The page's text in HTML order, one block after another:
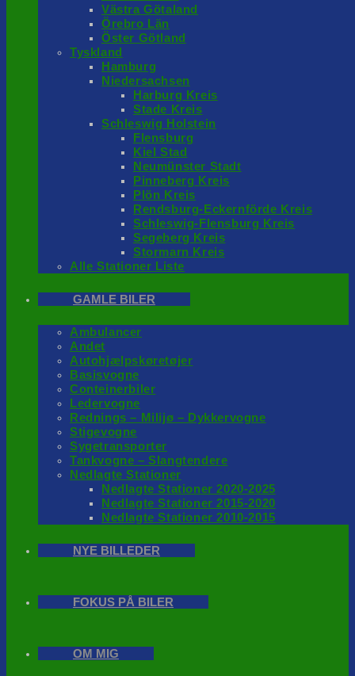
Västra Götaland
Örebro Län
Öster Götland
Tyskland
Hamburg
Niedersachsen
Harburg Kreis
Stade Kreis
Schleswig Holstein
Flensburg
Kiel Stad
Neumünster Stadt
Pinneberg Kreis
Plön Kreis
Rendsburg-Eckernförde Kreis
Schleswig-Flensburg Kreis
Segeberg Kreis
Stormarn Kreis
Alle Stationer Liste
GAMLE BILER
Ambulancer
Andet
Autohjælpskøretøjer
Basisvogne
Conteinerbiler
Ledervogne
Rednings – Milijø – Dykkervogne
Stigevogne
Sygetransporter
Tankvogne – Slangtendere
Nedlagte Stationer
Nedlagte Stationer 2020-2025
Nedlagte Stationer 2015-2020
Nedlagte Stationer 2010-2015
NYE BILLEDER
FOKUS PÅ BILER
OM MIG